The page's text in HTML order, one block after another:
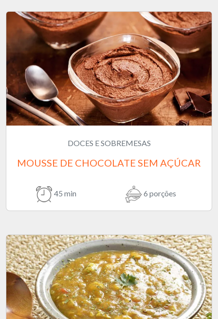
DOCES E SOBREMESAS
MOUSSE DE CHOCOLATE SEM AÇÚCAR
45 min 6 porções